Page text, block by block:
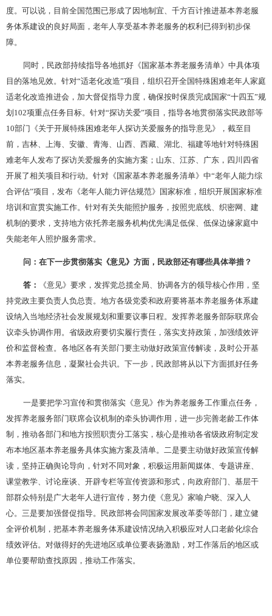
度。可以说，目前全国范围已形成了因地制宜、千方百计推进基本养老服
务体系建设的良好局面，老年人享受基本养老服务的权利已得到初步保
障。
同时，民政部持续指导各地抓好《国家基本养老服务清单》中具体项
目的落地见效。针对“适老化改造”项目，组织召开全国特殊困难老年人家庭
适老化改造推进会，加大督促指导力度，确保按时保质完成国家“十四五”规
划102项重点任务目标。针对“探访关爱”项目，指导各地贯彻落实民政部等
10部门《关于开展特殊困难老年人探访关爱服务的指导意见》，截至目
前，吉林、上海、安徽、青海、山西、西藏、湖北、福建等地针对特殊困
难老年人发布了探访关爱服务的实施方案；山东、江苏、广东，四川四省
开展了相关项目和行动。针对《国家基本养老服务清单》中“老年人能力综
合评估”项目，发布《老年人能力评估规范》国家标准，组织开展国家标准
培训和宣贯实施工作。针对有关失能照护服务，按照兜底线、织密网、建
机制的要求，支持地方依托养老服务机构优先满足低保、低保边缘家庭中
失能老年人照护服务需求。
问：在下一步贯彻落实《意见》方面，民政部还有哪些具体举措？
答：
《意见》要求，发挥党总揽全局、协调各方的领导核心作用，坚
持党政主要负责人负总责。地方各级党委和政府要将基本养老服务体系建
设纳入当地经济社会发展规划和重要议事日程。发挥养老服务部际联席会
议牵头协调作用。省级政府要切实履行责任，落实支持政策，加强绩效评
价和监督检查。各地区各有关部门要主动做好政策宣传解读，及时公开基
本养老服务信息，凝聚社会共识。下一步，民政部将从以下方面抓好任务
落实。
一是要把学习宣传和贯彻落实《意见》作为养老服务工作重点任务，
发挥养老服务部门联席会议机制的牵头协调作用，进一步完善老龄工作体
制，推动各部门和地方按照职责分工落实，核心是推动各省级政府制定发
布本地区基本养老服务具体实施方案及清单。二是要主动做好政策宣传解
读，坚持正确舆论导向，针对不同对象，积极运用新闻媒体、专题讲座、
课堂教学、讨论座谈、开辟专栏等宣传资源和形式，向政府部门、基层干
部群众特别是广大老年人进行宣传，努力使《意见》家喻户晓、深入人
心。三是要加强督促指导。民政部将会同国家发展改革委等部门，建立健
全评价机制，把基本养老服务体系建设情况纳入积极应对人口老龄化综合
绩效评估。对做得好的先进地区或单位要表扬激励，对工作落后的地区或
单位要帮助查找原因，推动工作落实。